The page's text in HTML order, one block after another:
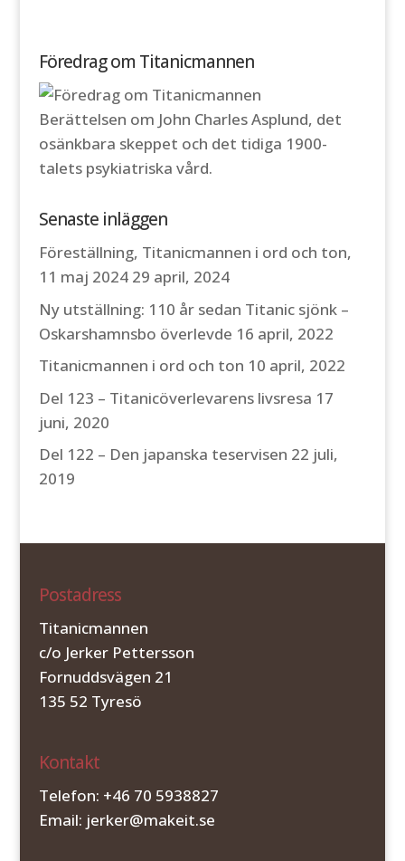
Föredrag om Titanicmannen
Berättelsen om John Charles Asplund, det
osänkbara skeppet och det tidiga 1900-
talets psykiatriska vård.
Senaste inläggen
Föreställning, Titanicmannen i ord och ton,
11 maj 2024 29 april, 2024
Ny utställning: 110 år sedan Titanic sjönk –
Oskarshamnsbo överlevde 16 april, 2022
Titanicmannen i ord och ton 10 april, 2022
Del 123 – Titanicöverlevarens livsresa 17
juni, 2020
Del 122 – Den japanska teservisen 22 juli,
2019
Postadress
Titanicmannen
c/o Jerker Pettersson
Fornuddsvägen 21
135 52 Tyresö
Kontakt
Telefon: +46 70 5938827
Email: jerker@makeit.se